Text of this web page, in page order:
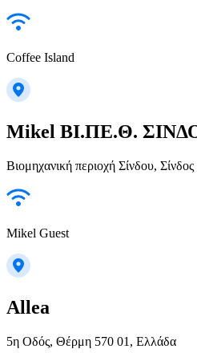
Coffee Island
Mikel ΒΙ.ΠΕ.Θ.
Βιομηχανική περιοχή Σίνδου,
Mikel Guest
Allea
5η Οδός, Θέρμη 570 01, Ελλάδα